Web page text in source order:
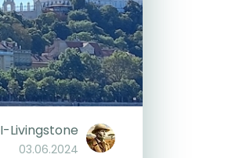
Livingstone
03.06.2024